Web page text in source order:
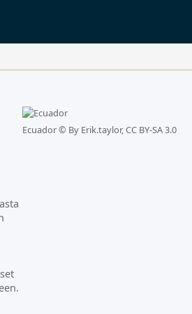
Ecuador © By Erik.taylor, CC BY-SA 3.0